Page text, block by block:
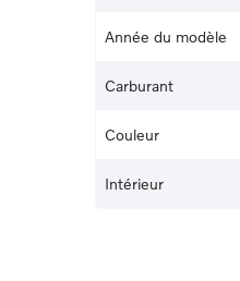
Année du modèle
Carburant
Couleur
Intérieur